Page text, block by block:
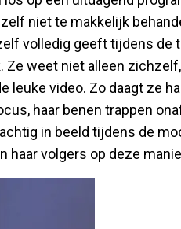
niet te makkelijk
volledig geeft tijdens de
weet niet alleen
leuke video. Zo daagt ze
haar benen trappen
in beeld tijdens de
haar volgers op deze